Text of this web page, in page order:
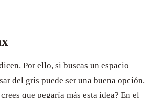
Por ello, si buscas un espacio
del gris puede ser una buena opción.
que pegaría más esta idea? En el